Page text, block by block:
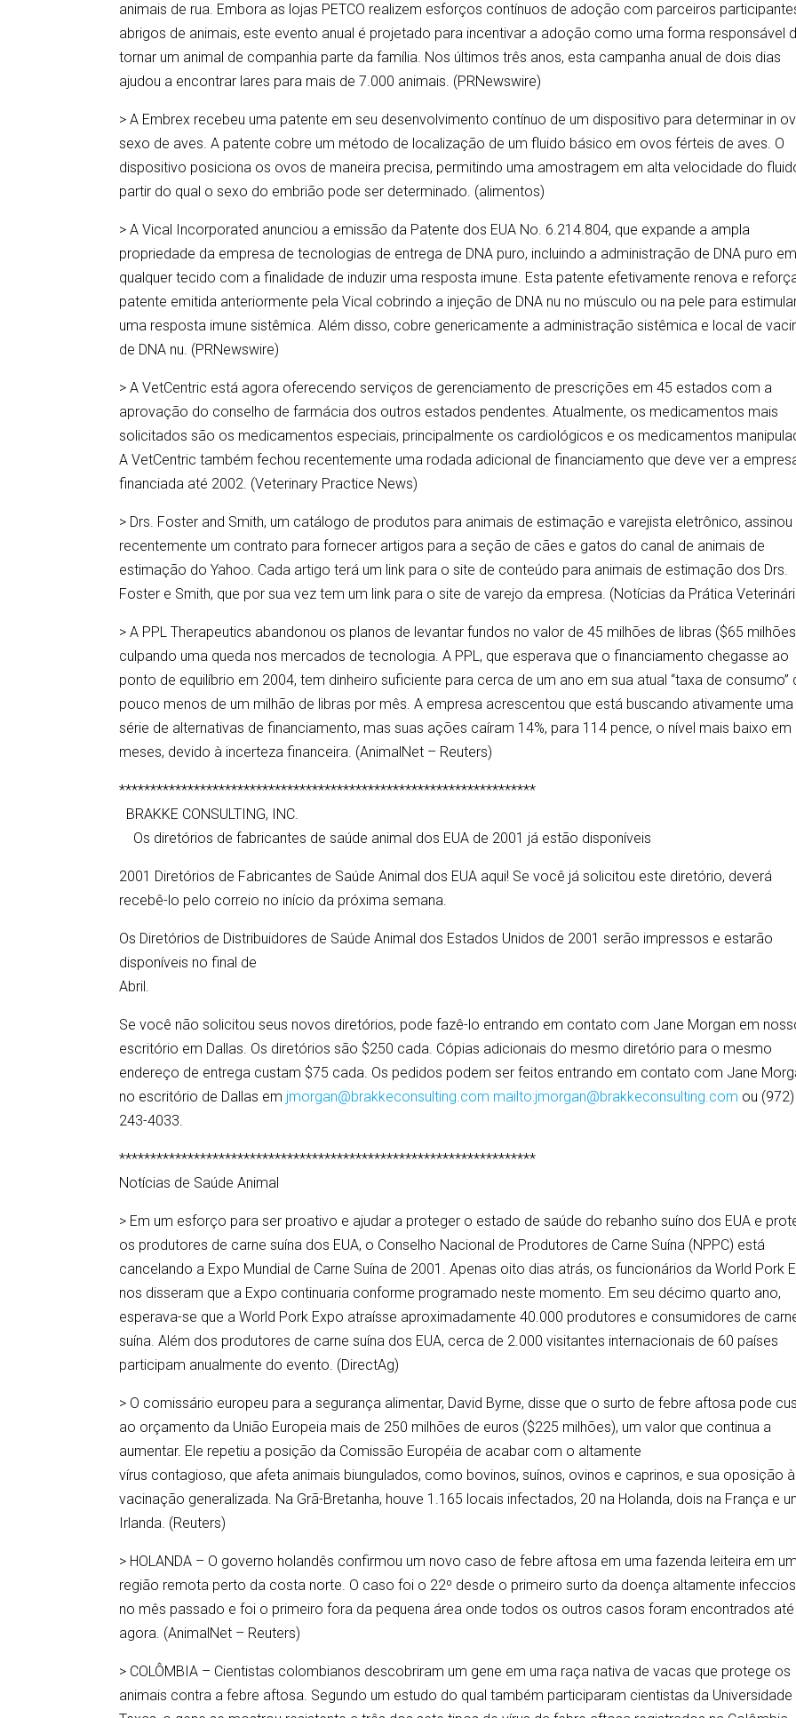
animais de rua. Embora as lojas PETCO realizem esforços contínuos de adoção com parceiros
abrigos de animais, este evento anual é projetado para incentivar a adoção como uma forma responsável
tornar um animal de companhia parte da família. Nos últimos três anos, esta campanha anual de dois dias
ajudou a encontrar lares para mais de 7.000 animais. (PRNewswire)
> A Embrex recebeu uma patente em seu desenvolvimento contínuo de um dispositivo para determinar in
sexo de aves. A patente cobre um método de localização de um fluido básico em ovos férteis de aves. O
dispositivo posiciona os ovos de maneira precisa, permitindo uma amostragem em alta velocidade do
partir do qual o sexo do embrião pode ser determinado. (alimentos)
> A Vical Incorporated anunciou a emissão da Patente dos EUA No. 6.214.804, que expande a ampla
propriedade da empresa de tecnologias de entrega de DNA puro, incluindo a administração de DNA puro em
qualquer tecido com a finalidade de induzir uma resposta imune. Esta patente efetivamente renova e
patente emitida anteriormente pela Vical cobrindo a injeção de DNA nu no músculo ou na pele para
uma resposta imune sistêmica. Além disso, cobre genericamente a administração sistêmica e local de
de DNA nu. (PRNewswire)
> A VetCentric está agora oferecendo serviços de gerenciamento de prescrições em 45 estados com a
aprovação do conselho de farmácia dos outros estados pendentes. Atualmente, os medicamentos mais
solicitados são os medicamentos especiais, principalmente os cardiológicos e os medicamentos
A VetCentric também fechou recentemente uma rodada adicional de financiamento que deve ver a
financiada até 2002. (Veterinary Practice News)
> Drs. Foster and Smith, um catálogo de produtos para animais de estimação e varejista eletrônico, assinou
recentemente um contrato para fornecer artigos para a seção de cães e gatos do canal de animais de
estimação do Yahoo. Cada artigo terá um link para o site de conteúdo para animais de estimação dos Drs.
Foster e Smith, que por sua vez tem um link para o site de varejo da empresa. (Notícias da Prática
> A PPL Therapeutics abandonou os planos de levantar fundos no valor de 45 milhões de libras ($65
culpando uma queda nos mercados de tecnologia. A PPL, que esperava que o financiamento chegasse ao
ponto de equilíbrio em 2004, tem dinheiro suficiente para cerca de um ano em sua atual “taxa de consumo”
pouco menos de um milhão de libras por mês. A empresa acrescentou que está buscando ativamente uma
série de alternativas de financiamento, mas suas ações caíram 14%, para 114 pence, o nível mais baixo em
meses, devido à incerteza financeira. (AnimalNet – Reuters)
*******************************************************************
BRAKKE CONSULTING, INC.
Os diretórios de fabricantes de saúde animal dos EUA de 2001 já estão disponíveis
2001 Diretórios de Fabricantes de Saúde Animal dos EUA aqui! Se você já solicitou este diretório, deverá
recebê-lo pelo correio no início da próxima semana.
Os Diretórios de Distribuidores de Saúde Animal dos Estados Unidos de 2001 serão impressos e estarão
disponíveis no final de
Abril.
Se você não solicitou seus novos diretórios, pode fazê-lo entrando em contato com Jane Morgan em
escritório em Dallas. Os diretórios são $250 cada. Cópias adicionais do mesmo diretório para o mesmo
endereço de entrega custam $75 cada. Os pedidos podem ser feitos entrando em contato com Jane
no escritório de Dallas em jmorgan@brakkeconsulting.com mailto:jmorgan@brakkeconsulting.com ou (972)
243-4033.
*******************************************************************
Notícias de Saúde Animal
> Em um esforço para ser proativo e ajudar a proteger o estado de saúde do rebanho suíno dos EUA e
os produtores de carne suína dos EUA, o Conselho Nacional de Produtores de Carne Suína (NPPC) está
cancelando a Expo Mundial de Carne Suína de 2001. Apenas oito dias atrás, os funcionários da World Pork
nos disseram que a Expo continuaria conforme programado neste momento. Em seu décimo quarto ano,
esperava-se que a World Pork Expo atraísse aproximadamente 40.000 produtores e consumidores de
suína. Além dos produtores de carne suína dos EUA, cerca de 2.000 visitantes internacionais de 60 países
participam anualmente do evento. (DirectAg)
> O comissário europeu para a segurança alimentar, David Byrne, disse que o surto de febre aftosa pode
ao orçamento da União Europeia mais de 250 milhões de euros ($225 milhões), um valor que continua a
aumentar. Ele repetiu a posição da Comissão Européia de acabar com o altamente
vírus contagioso, que afeta animais biungulados, como bovinos, suínos, ovinos e caprinos, e sua oposição à
vacinação generalizada. Na Grã-Bretanha, houve 1.165 locais infectados, 20 na Holanda, dois na França e
Irlanda. (Reuters)
> HOLANDA – O governo holandês confirmou um novo caso de febre aftosa em uma fazenda leiteira em
região remota perto da costa norte. O caso foi o 22º desde o primeiro surto da doença altamente
no mês passado e foi o primeiro fora da pequena área onde todos os outros casos foram encontrados até
agora. (AnimalNet – Reuters)
> COLÔMBIA – Cientistas colombianos descobriram um gene em uma raça nativa de vacas que protege os
animais contra a febre aftosa. Segundo um estudo do qual também participaram cientistas da Universidade